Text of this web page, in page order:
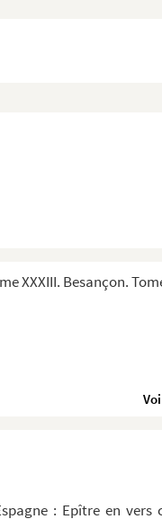
XXXIII. Besançon.
: Epître en vers